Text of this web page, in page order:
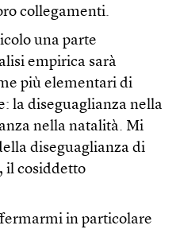
collegamenti.
una parte
empirica sarà
più elementari di
la diseguaglianza nella
nella natalità. Mi
diseguaglianza di
il cosiddetto
in particolare